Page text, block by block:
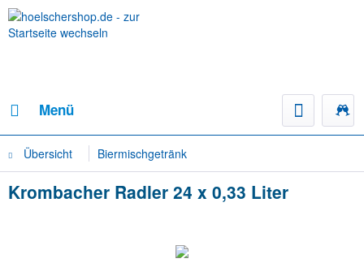
Menü
Übersicht Biermischgetränk
Krombacher Radler 24 x 0,33 Liter